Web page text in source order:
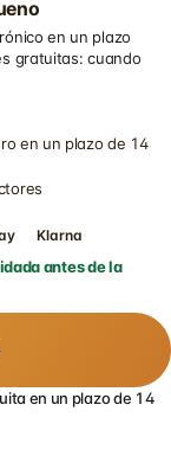
en un plazo
gratuitas: cuando
en un plazo de 14
Klarna
antes de la
en un plazo de 14